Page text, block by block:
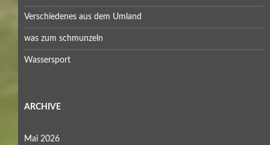
Verschiedenes aus dem Umland
was zum schmunzeln
Wassersport
ARCHIVE
Mai 2026